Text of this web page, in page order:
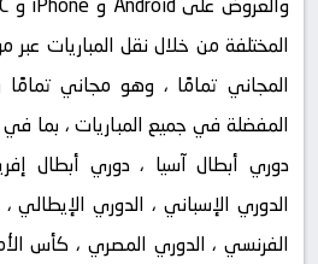
المجاني تمامًا ، وهو مجاني
المفضلة في جميع المباريات ، بما
دوري أبطال آسيا ، دوري أبطال
الدوري الإسباني ، الدوري الإيطالي
الفرنسي ، الدوري المصري ، كأس